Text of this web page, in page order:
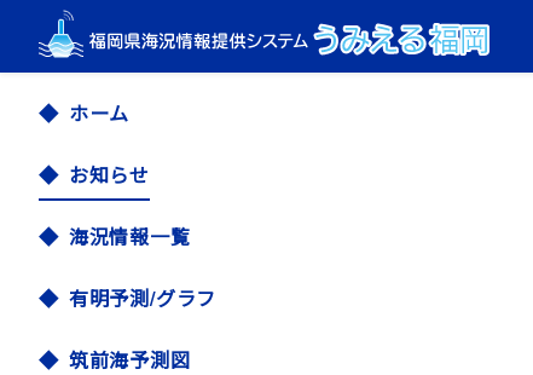
ホーム
お知らせ
海況情報一覧
有明予測/グラフ
筑前海予測図